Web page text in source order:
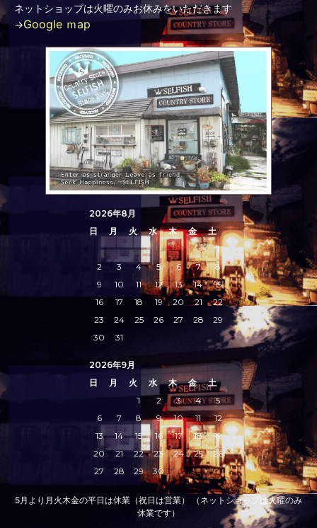
ネットショップは火曜のみお休みをいただきます
→Google ｍap
2026年8月
日
月 火 水 木 金
土
1
2
3 4 5 6 7
8
9
10 11 12 13 14
15
16
17 18 19 20 21
22
23
24 25 26 27 28
29
30
31
2026年9月
日
月 火 水 木 金
土
1
2 3 4
5
6
7 8 9 10 11
12
13
14 15 16 17 18
19
20
21 22 23 24 25
26
27
28 29 30
5月より月火木金の平日は休業（祝日は営業） （ネットショップは火曜のみ
休業です）